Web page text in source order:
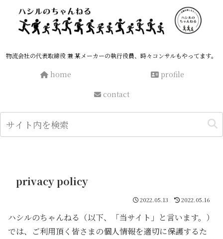
物流会社の代表取締役 兼 某メーカーの執行役員、時々コンサルもやってます。
home
profile
contact
privacy policy
2022.05.13 2022.05.16
ハシルのちゃんねる（以下、「当サイト」と言います。）
では、ご利用頂く皆さまの個人情報を適切に保護するた